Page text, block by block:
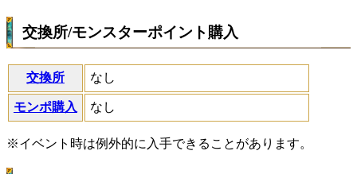
交換所/モンスターポイント購入
交換所 なし
モンポ購入 なし
※イベント時は例外的に入手できることがあります。